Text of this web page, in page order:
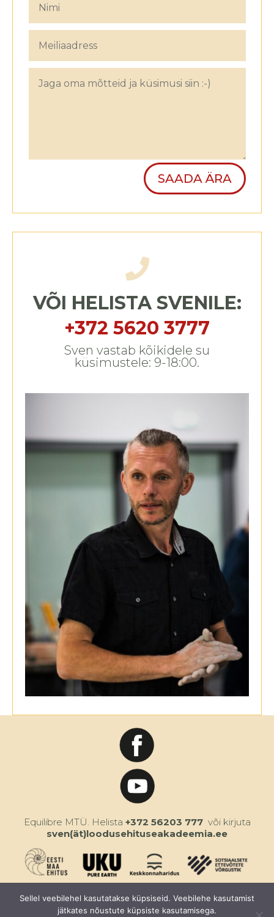
SAADA ÄRA

VÕI HELISTA SVENILE:
+372 5620 3777
Sven vastab kõikidele su
küsimustele: 9-18:00.
Equilibre MTÜ. Helista +372 56203 777või kirjuta
sven(ät)loodusehituseakadeemia.ee
Sellel veebilehel kasutatakse küpsiseid. Veebilehe kasutamist
jätkates nõustute küpsiste kasutamisega.